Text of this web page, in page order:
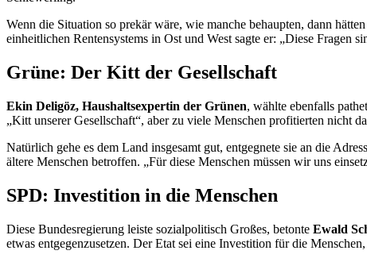
Wenn die Situation so prekär wäre, wie manche behaupten, dann
einheitlichen Rentensystems in Ost und West sagte er: „Diese Fragen
Grüne: Der Kitt der Gesellschaft
Ekin Deligöz, Haushaltsexpertin der Grünen, wählte ebenfalls
„Kitt unserer Gesellschaft“, aber zu viele Menschen profitierten nicht
Natürlich gehe es dem Land insgesamt gut, entgegnete sie an die
ältere Menschen betroffen. „Für diese Menschen müssen wir uns
SPD: Investition in die Menschen
Diese Bundesregierung leiste sozialpolitisch Großes, betonte Ewald
etwas entgegenzusetzen. DerEtat sei eine Investition für die